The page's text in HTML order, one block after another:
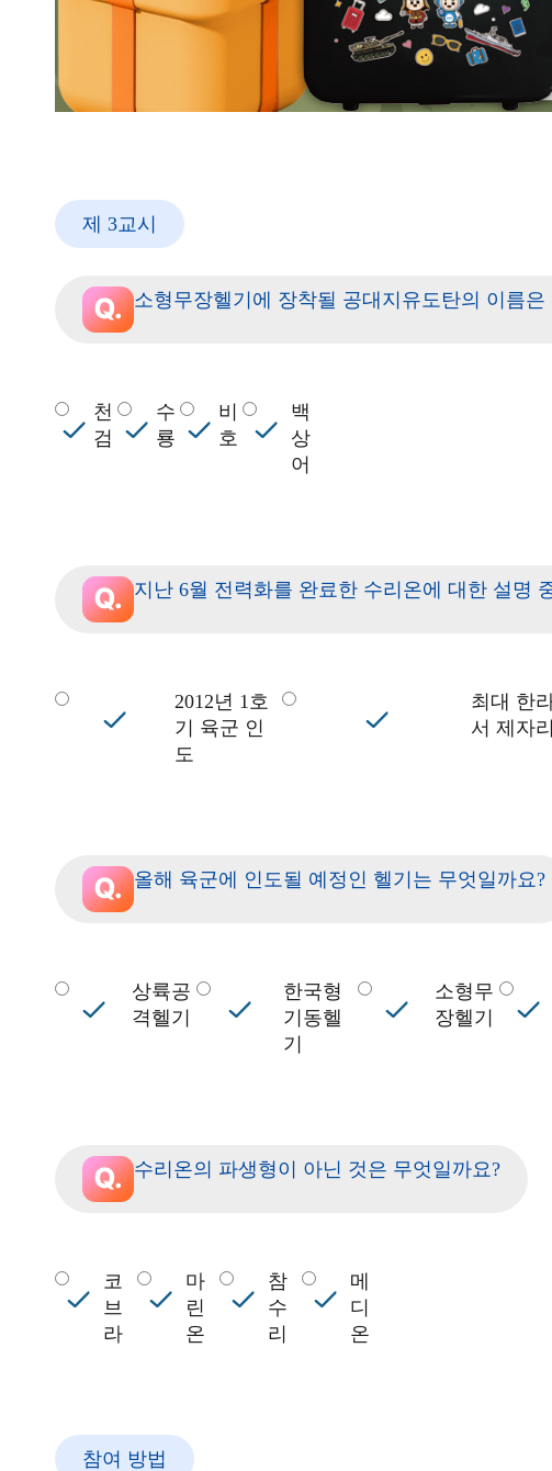
제 3교시
소형무장헬기에 장착될 공대지유도탄의 이름은
천
검
수
룡
비
호
백
상
어
지난 6월 전력화를 완료한 수리온에 대한 설명
2012년 1호
기 육군 인
도
최대 한
서 제자
올해 육군에 인도될 예정인 헬기는 무엇일까요?
상륙공
격헬기
한국형
기동헬
기
소형무
장헬기
수리온의 파생형이 아닌 것은 무엇일까요?
코
브
라
마
린
온
참
수
리
메
디
온
참여 방법